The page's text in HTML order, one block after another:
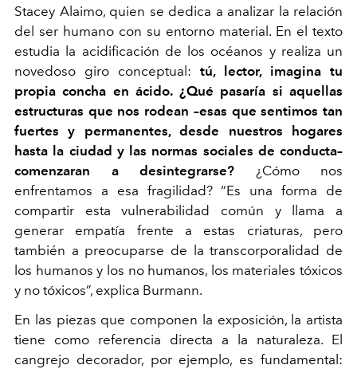
Stacey Alaimo, quien se dedica a analizar la relación
del ser humano con su entorno material. En el texto
estudia la acidificación de los océanos y realiza un
novedoso giro conceptual: tú, lector, imagina tu
propia concha en ácido. ¿Qué pasaría si aquellas
estructuras que nos rodean –esas que sentimos tan
fuertes y permanentes, desde nuestros hogares
hasta la ciudad y las normas sociales de conducta–
comenzaran a desintegrarse? ¿Cómo nos
enfrentamos a esa fragilidad? “Es una forma de
compartir esta vulnerabilidad común y llama a
generar empatía frente a estas criaturas, pero
también a preocuparse de la transcorporalidad de
los humanos y los no humanos, los materiales tóxicos
y no tóxicos”, explica Burmann.
En las piezas que componen la exposición, la artista
tiene como referencia directa a la naturaleza. El
cangrejo decorador, por ejemplo, es fundamental: